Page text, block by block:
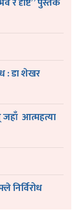
: डा शेखर
आत्महत्या